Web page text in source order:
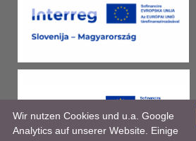
Wir nutzen Cookies und u.a. Google
Analytics auf unserer Website. Einige